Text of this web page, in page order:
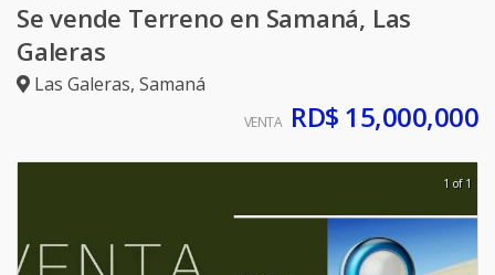
Se vende Terreno en Samaná, Las
Galeras
Las Galeras, Samaná
VENTA RD$ 15,000,000
1 of 1